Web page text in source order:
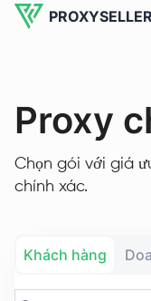
PROXYSELLER
Proxy
Chọn gói với giá
chính xác.
Khách hàng